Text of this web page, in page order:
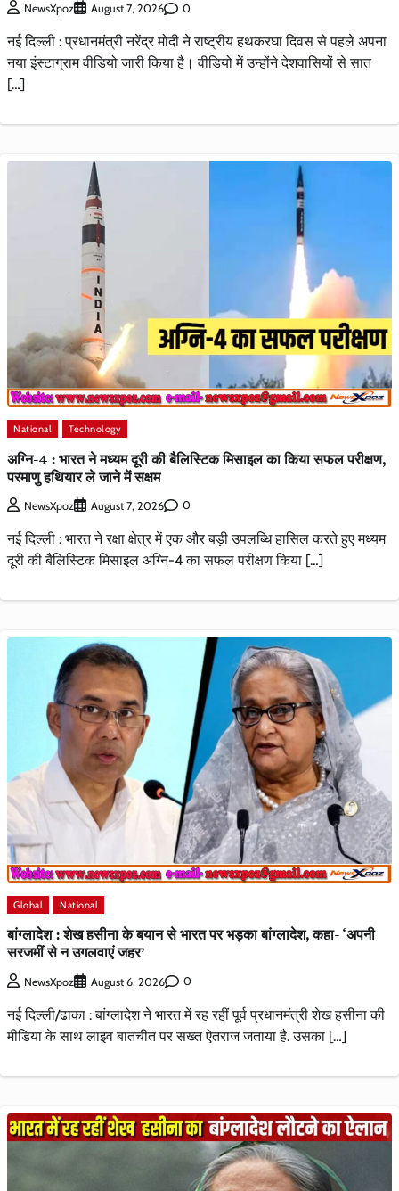
NewsXpoz August 7, 2026 0
नई दिल्ली : प्रधानमंत्री नरेंद्र मोदी ने राष्ट्रीय हथकरघा दिवस से पहले अपना
नया इंस्टाग्राम वीडियो जारी किया है। वीडियो में उन्होंने देशवासियों से सात
[…]
National Technology
अग्नि-4 : भारत ने मध्यम दूरी की बैलिस्टिक मिसाइल का किया सफल परीक्षण,
परमाणु हथियार ले जाने में सक्षम
NewsXpoz August 7, 2026 0
नई दिल्ली : भारत ने रक्षा क्षेत्र में एक और बड़ी उपलब्धि हासिल करते हुए मध्यम
दूरी की बैलिस्टिक मिसाइल अग्नि-4 का सफल परीक्षण किया […]
Global National
बांग्लादेश : शेख हसीना के बयान से भारत पर भड़का बांग्लादेश, कहा- ‘अपनी
सरजमीं से न उगलवाएं जहर’
NewsXpoz August 6, 2026 0
नई दिल्ली/ढाका : बांग्लादेश ने भारत में रह रहीं पूर्व प्रधानमंत्री शेख हसीना की
मीडिया के साथ लाइव बातचीत पर सख्त ऐतराज जताया है. उसका […]